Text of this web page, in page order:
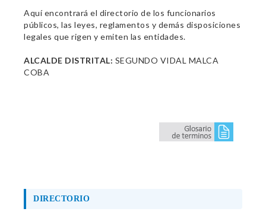
Aquí encontrará el directorio de los funcionarios
públicos, las leyes, reglamentos y demás disposiciones
legales que rigen y emiten las entidades.
ALCALDE DISTRITAL: SEGUNDO VIDAL MALCA
COBA
DIRECTORIO